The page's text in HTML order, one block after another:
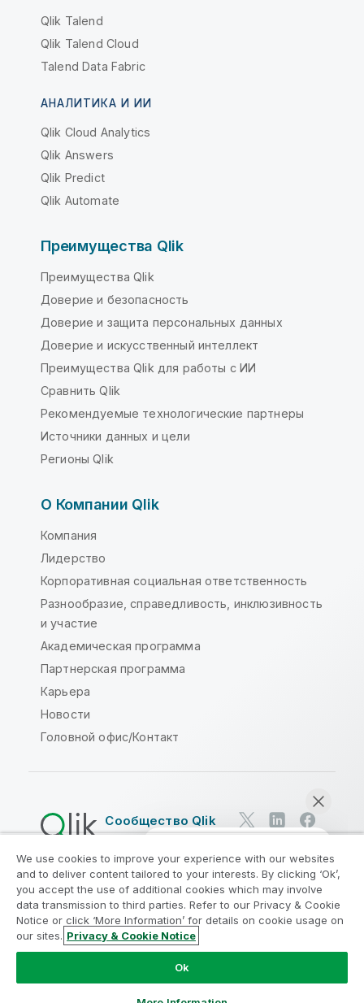
Qlik Talend
Qlik Talend Cloud
Talend Data Fabric
АНАЛИТИКА И ИИ
Qlik Cloud Analytics
Qlik Answers
Qlik Predict
Qlik Automate
Преимущества Qlik
Преимущества Qlik
Доверие и безопасность
Доверие и защита персональных данных
Доверие и искусственный интеллект
Преимущества Qlik для работы с ИИ
Сравнить Qlik
Рекомендуемые технологические партнеры
Источники данных и цели
Регионы Qlik
О Компании Qlik
Компания
Лидерство
Корпоративная социальная ответственность
Разнообразие, справедливость, инклюзивность
и участие
Академическая программа
Партнерская программа
Карьера
Новости
Головной офис/Контакт
Сообщество Qlik
Юридические соглашения
Условия использования продуктов
Legal Policies
Юридические положения
Условия использования
Товарные знаки
Do Not Share My Info
© QlikTech International AB, 1993-2026. Все права
We use cookies to improve your experience with our websites
and to deliver content tailored to your interests. By clicking ‘Ok’,
you accept the use of additional cookies which may involve
data transmission to third parties. Refer to our Privacy & Cookie
Notice or click ‘More Information’ for details on cookie usage on
our sites. Privacy & Cookie Notice
Ok